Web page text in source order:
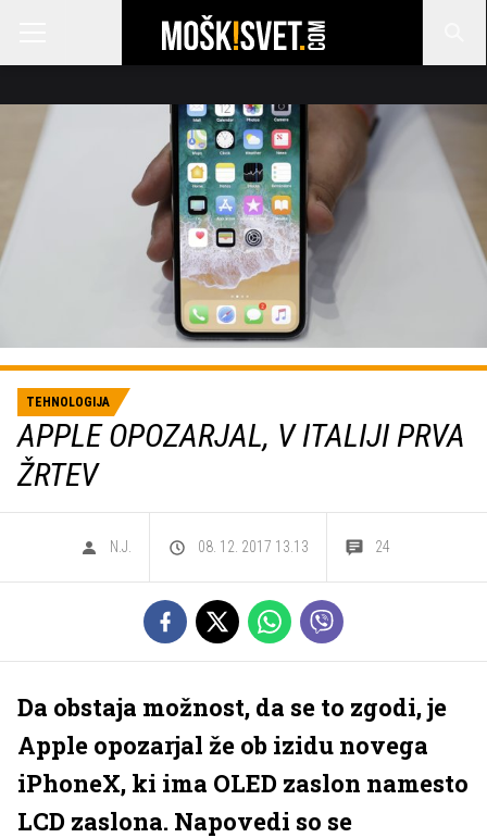
TEHNOLOGIJA
APPLE OPOZARJAL, V ITALIJI PRVA
ŽRTEV
N.J. 08. 12. 2017 13.13 24
Da obstaja možnost, da se to zgodi, je
Apple opozarjal že ob izidu novega
iPhoneX, ki ima OLED zaslon namesto
LCD zaslona. Napovedi so se